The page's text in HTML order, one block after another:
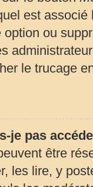
est associé
option ou
le trucage
je pas
être
les lire, y